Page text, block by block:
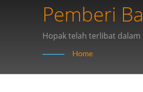
Pemberi
Temukan
Industri
Hopak telah terlibat dalam
Otomasi.Home